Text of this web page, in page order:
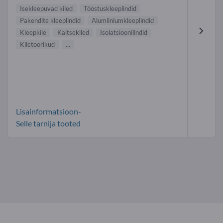
Isekleepuvad kiled
Tööstuskleeplindid
Pakendite kleeplindid
Alumiiniumkleeplindid
Kleepkile
Kaitsekiled
Isolatsioonilindid
Kiletoorikud
...
Lisainformatsioon-
Selle tarnija tooted